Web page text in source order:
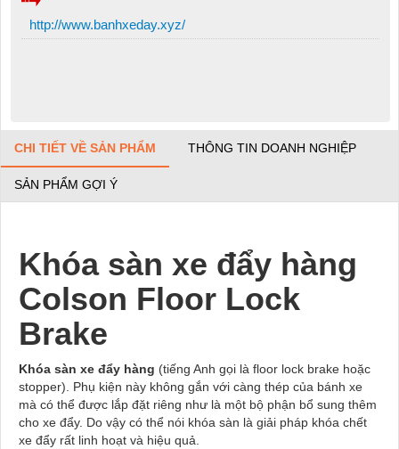
http://www.banhxeday.xyz/
CHI TIẾT VỀ SẢN PHẨM THÔNG TIN DOANH NGHIỆP
SẢN PHẨM GỢI Ý
Khóa sàn xe đẩy hàng
Colson Floor Lock
Brake
Khóa sàn xe đẩy hàng (tiếng Anh gọi là floor lock brake hoặc
stopper). Phụ kiện này không gắn với càng thép của bánh xe
mà có thể được lắp đặt riêng như là một bộ phận bổ sung thêm
cho xe đẩy. Do vậy có thể nói khóa sàn là giải pháp khóa chết
xe đẩy rất linh hoạt và hiệu quả.